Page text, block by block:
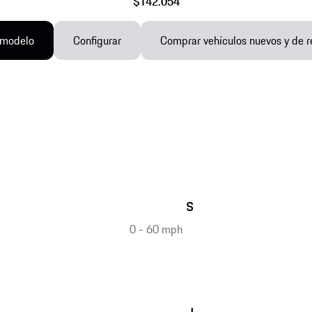
Configurar Comprar vehículos nuevos y de
0 - 60 mph
s